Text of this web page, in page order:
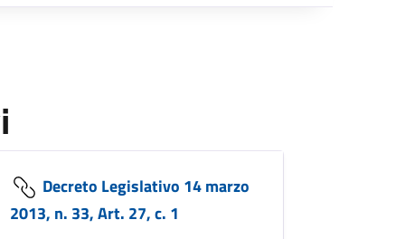
Decreto Legislativo 14 marzo
2013, n. 33, Art. 27, c. 1